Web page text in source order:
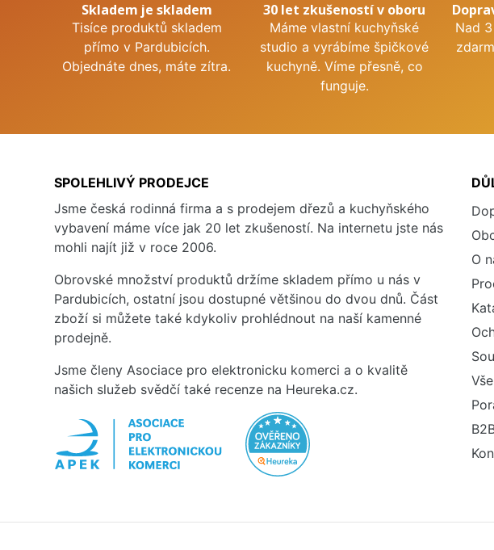
Skladem je skladem
Tisíce produktů skladem
přímo v Pardubicích.
Objednáte dnes, máte zítra.
30 let zkušeností v oboru
Máme vlastní kuchyňské
studio a vyrábíme špičkové
kuchyně. Víme přesně, co
funguje.
Nad
SPOLEHLIVÝ PRODEJCE
Jsme česká rodinná firma a s prodejem dřezů a kuchyňského
vybavení máme více jak 20 let zkušeností. Na internetu jste nás
mohli najít již v roce 2006.
Obrovské množství produktů držíme skladem přímo u nás v
Pardubicích, ostatní jsou dostupné většinou do dvou dnů. Část
zboží si můžete také kdykoliv prohlédnout na naší kamenné
prodejně.
Jsme členy Asociace pro elektronicku komerci a o kvalitě
našich služeb svědčí také recenze na Heureka.cz.
O